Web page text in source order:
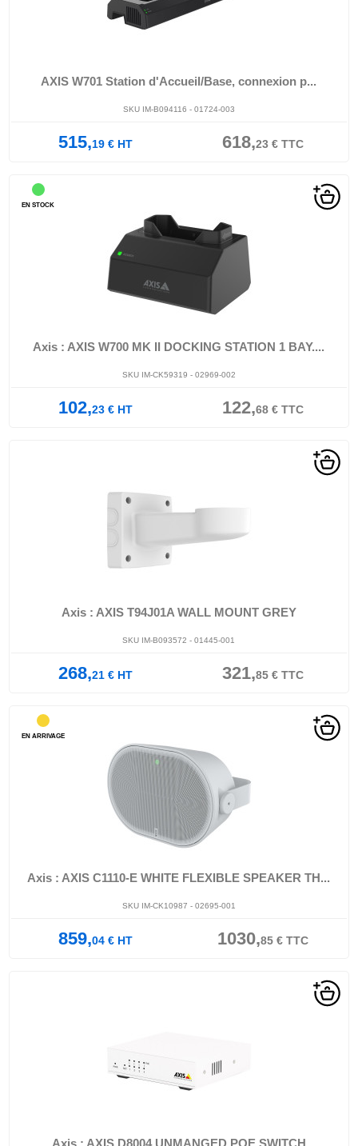
AXIS W701 Station d'Accueil/Base, connexion p...
SKU IM-B094116 - 01724-003
515,19€HT 618,23€TTC
Axis : AXIS W700 MK II DOCKING STATION 1 BAY....
SKU IM-CK59319 - 02969-002
102,23€HT 122,68€TTC
EN STOCK
Axis : AXIS T94J01A WALL MOUNT GREY
SKU IM-B093572 - 01445-001
268,21€HT 321,85€TTC
Axis : AXIS C1110-E WHITE FLEXIBLE SPEAKER TH...
SKU IM-CK10987 - 02695-001
859,04€HT 1030,85€TTC
EN ARRIVAGE
Axis : AXIS D8004 UNMANGED POE SWITCH